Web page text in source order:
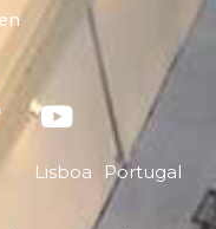
Lisboa Portugal